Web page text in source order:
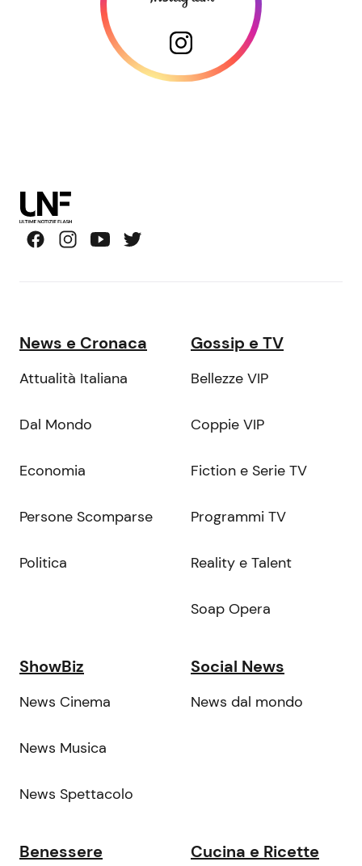
News e Cronaca
Attualità Italiana
Dal Mondo
Economia
Persone Scomparse
Politica
Gossip e TV
Bellezze VIP
Coppie VIP
Fiction e Serie TV
Programmi TV
Reality e Talent
Soap Opera
ShowBiz
News Cinema
News Musica
News Spettacolo
Social News
News dal mondo
Benessere Cucina e Ricette